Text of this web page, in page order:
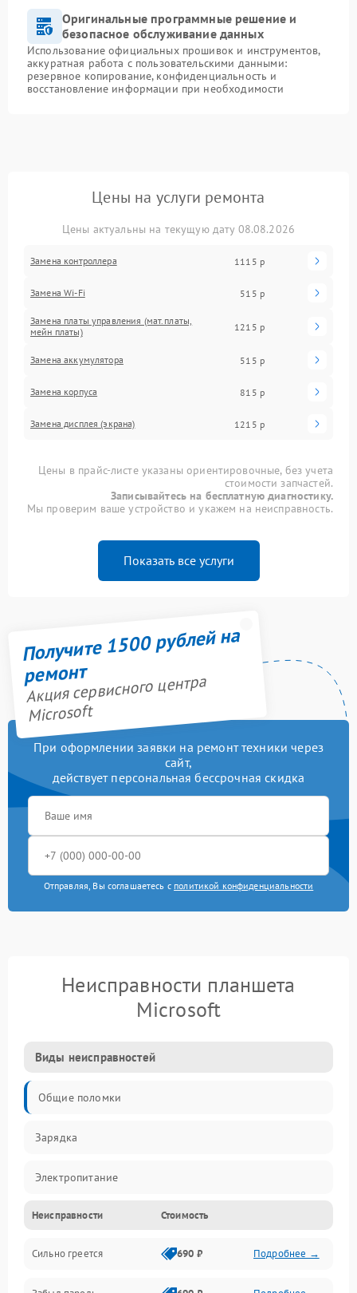
Оригинальные программные решение и
безопасное обслуживание данных
Использование официальных прошивок и инструментов,
аккуратная работа с пользовательскими данными:
резервное копирование, конфиденциальность и
восстановление информации при необходимости
Цены на услуги ремонта
Цены актуальны на текущую дату 08.08.2026
Замена контроллера 1115 р
Замена Wi-Fi 515 р
Замена платы управления (мат.платы,
мейн платы)
1215 р
Замена аккумулятора 515 р
Замена корпуса 815 р
Замена дисплея (экрана) 1215 р
Цены в прайс-листе указаны ориентировочные, без учета
стоимости запчастей.
Записывайтесь на бесплатную диагностику.
Мы проверим ваше устройство и укажем на неисправность.
Показать все услуги
Получите 1500 рублей на
ремонт
Акция сервисного центра
Microsoft
При оформлении заявки на ремонт техники через
сайт,
действует персональная бессрочная скидка
Отправляя, Вы соглашаетесь с политикой конфиденциальности
Неисправности планшета
Microsoft
Виды неисправностей
Общие поломки
Зарядка
Электропитание
Экран и изображение
Дисплей
Неисправности Стоимость
Сильно греется 690 ₽ Подробнее →